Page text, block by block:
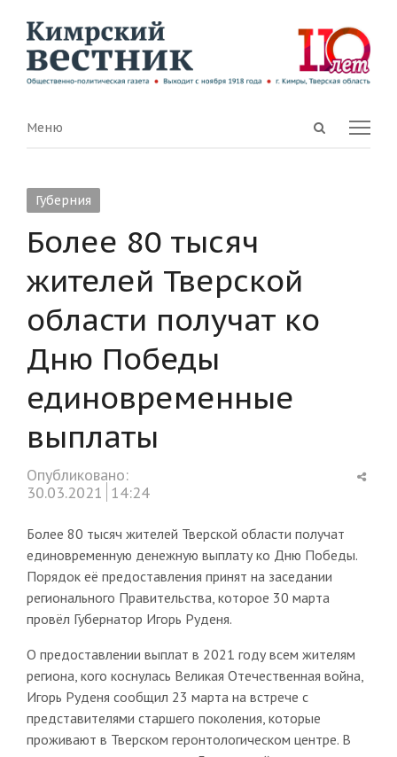
Open
Menu
Меню
Губерния
Более 80 тысяч
жителей Тверской
области получат ко
Дню Победы
единовременные
выплаты
Опубликовано:
30.03.2021 14:24
Более 80 тысяч жителей Тверской области получат
единовременную денежную выплату ко Дню Победы.
Порядок её предоставления принят на заседании
регионального Правительства, которое 30 марта
провёл Губернатор Игорь Руденя.
О предоставлении выплат в 2021 году всем жителям
региона, кого коснулась Великая Отечественная война,
Игорь Руденя сообщил 23 марта на встрече с
представителями старшего поколения, которые
проживают в Тверском геронтологическом центре. В